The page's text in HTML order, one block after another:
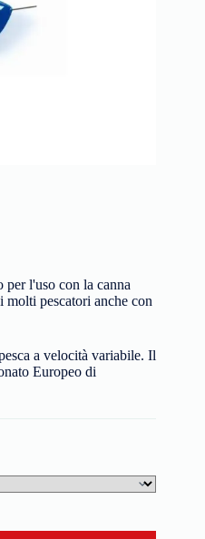
per l'uso con la canna
molti pescatori anche con
a velocità variabile. Il
Europeo di